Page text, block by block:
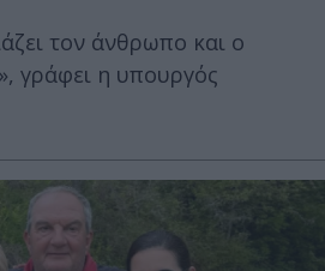
τον άνθρωπο και ο
γράφει η υπουργός